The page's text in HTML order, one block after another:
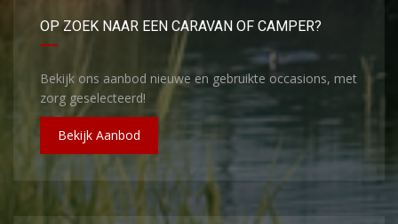
OP ZOEK NAAR EEN CARAVAN OF CAMPER?
Bekijk ons aanbod nieuwe en gebruikte occasions, met
zorg geselecteerd!
Bekijk Aanbod